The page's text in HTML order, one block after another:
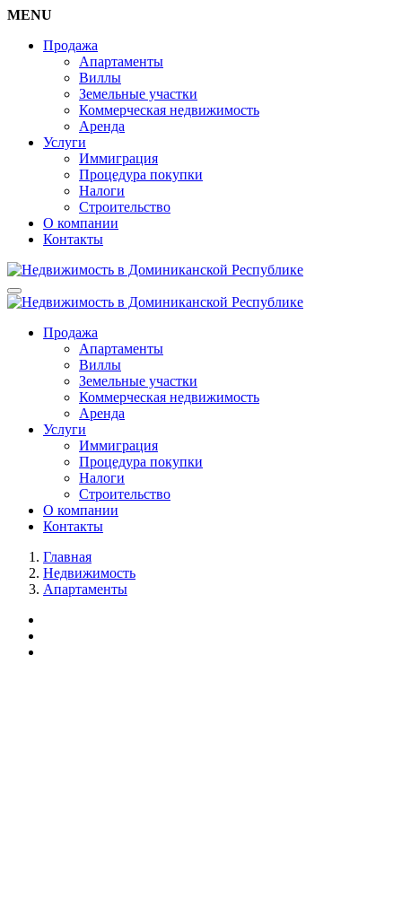
MENU
Продажа
Апартаменты
Виллы
Земельные участки
Коммерческая недвижимость
Аренда
Услуги
Иммиграция
Процедура покупки
Налоги
Строительство
О компании
Контакты
Продажа
Апартаменты
Виллы
Земельные участки
Коммерческая недвижимость
Аренда
Услуги
Иммиграция
Процедура покупки
Налоги
Строительство
О компании
Контакты
Главная
Недвижимость
Апартаменты